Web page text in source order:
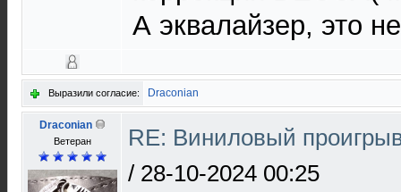
А эквалайзер, это
Выразили согласие: Draconian
Draconian
Ветеран
RE: Виниловый
/ 28-10-2024 00:25